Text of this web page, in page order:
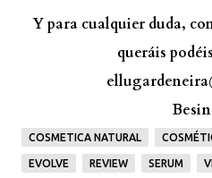
Y para cualquier duda,
queráis
COSMETICA NATURAL
EVOLVE REVIEW SERUM